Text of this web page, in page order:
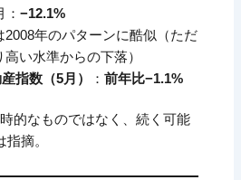
：−12.1%
2008年のパターンに酷似（ただ
高い水準からの下落）
指数（5月）
：前年比−1.1%
的なものではなく、続く可能
摘。